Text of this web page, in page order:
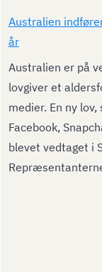
Australien
år
Australien er på
lovgiver et
medier. En ny
Facebook,
blevet vedtaget i